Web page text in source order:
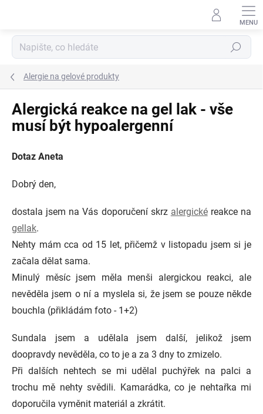
Hledat
Alergie na gelové produkty
Alergická reakce na gel lak - vše
musí být hypoalergenní
Dotaz Aneta
Dobrý den,
dostala jsem na Vás doporučení skrz alergickéreakce na
gellak.
Nehty mám cca od 15 let, přičemž v listopadu jsem si je
začala dělat sama.
Minulý měsíc jsem měla menši alergickou reakci, ale
nevěděla jsem o ní a myslela si, že jsem se pouze někde
bouchla (přikládám foto - 1+2)
Sundala jsem a udělala jsem další, jelikož jsem
doopravdy nevěděla, co to je a za 3 dny to zmizelo.
Při dalších nehtech se mi udělal puchýřek na palci a
trochu mě nehty svědili. Kamarádka, co je nehtařka mi
doporučila vyměnit materiál a zkrátit.